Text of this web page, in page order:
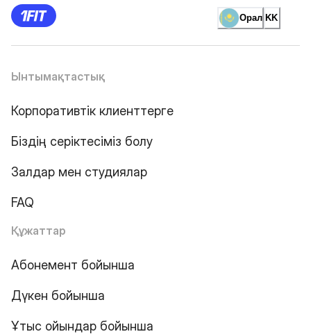
Орал KK
Ынтымақтастық
Корпоративтік клиенттерге
Біздің серіктесіміз болу
Залдар мен студиялар
FAQ
Құжаттар
Абонемент бойынша
Дүкен бойынша
Ұтыс ойындар бойынша